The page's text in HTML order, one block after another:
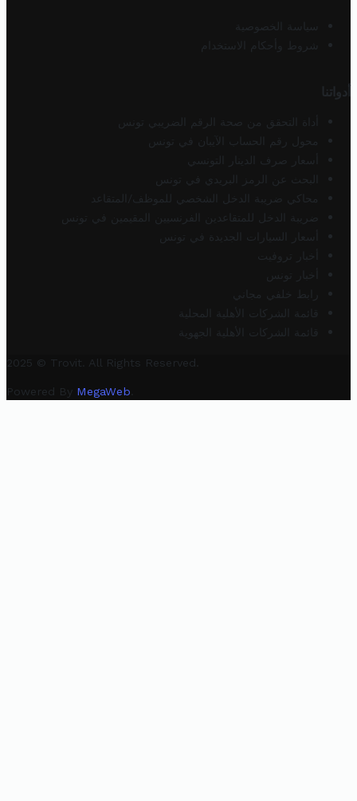
سياسة الخصوصية
شروط وأحكام الاستخدام
أدواتنا
أداة التحقق من صحة الرقم الضريبي تونس
محول رقم الحساب الآيبان في تونس
أسعار صرف الدينار التونسي
البحث عن الرمز البريدي في تونس
محاكي ضريبة الدخل الشخصي للموظف/المتقاعد
ضريبة الدخل للمتقاعدين الفرنسيين المقيمين في تونس
أسعار السيارات الجديدة في تونس
أخبار تروفيت
أخبار تونس
رابط خلفي مجاني
قائمة الشركات الأهلية المحلية
قائمة الشركات الأهلية الجهوية
2025 © Trovit. All Rights Reserved.
Powered By MegaWeb